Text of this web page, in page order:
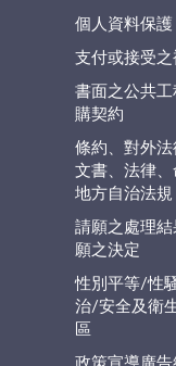
個人資料保護
支付或接受之
書面之公共工
購契約
條約、對外法
文書、法律、
地方自治法規
請願之處理結
願之決定
性別平等/性
治/安全及衛
區
政策宣導廣告